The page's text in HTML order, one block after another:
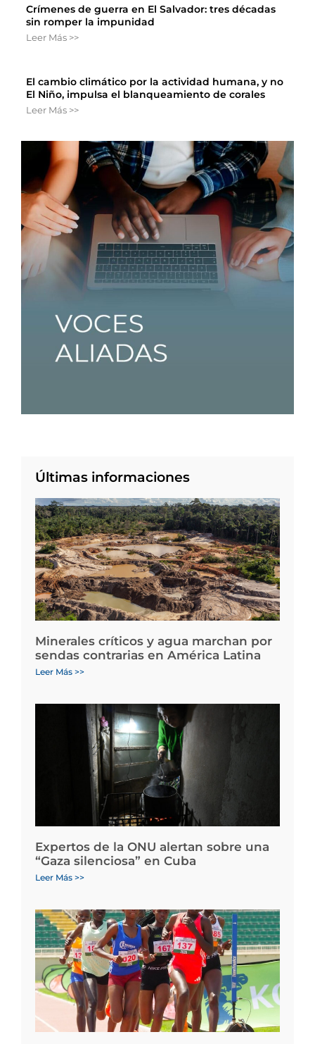
Crímenes de guerra en El Salvador: tres décadas
sin romper la impunidad
Leer Más >>
El cambio climático por la actividad humana, y no
El Niño, impulsa el blanqueamiento de corales
Leer Más >>
Últimas informaciones
Minerales críticos y agua marchan por
sendas contrarias en América Latina
Leer Más >>
Expertos de la ONU alertan sobre una
“Gaza silenciosa” en Cuba
Leer Más >>